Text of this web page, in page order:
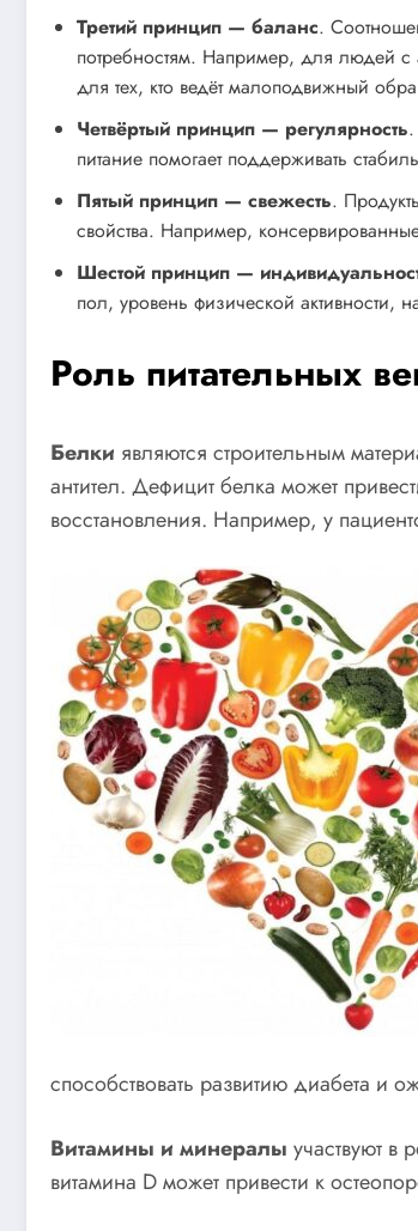
Третий принцип — баланс.
потребностям. Например, для людей с
для тех, кто ведёт малоподвижный
Четвёртый принцип — регулярность
питание помогает поддерживать
Пятый принцип — свежесть.
свойства. Например,
Шестой принцип —
пол, уровень физической активности,
Роль питательных
Белки являются строительным
антител. Дефицит белка может
восстановления. Например, у
способствовать развитию диабета и
Витамины и минералы участвуют
витамина D может привести к